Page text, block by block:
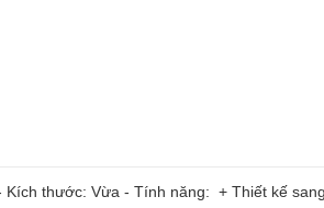
thước: Vừa - Tính năng: + Thiết kế